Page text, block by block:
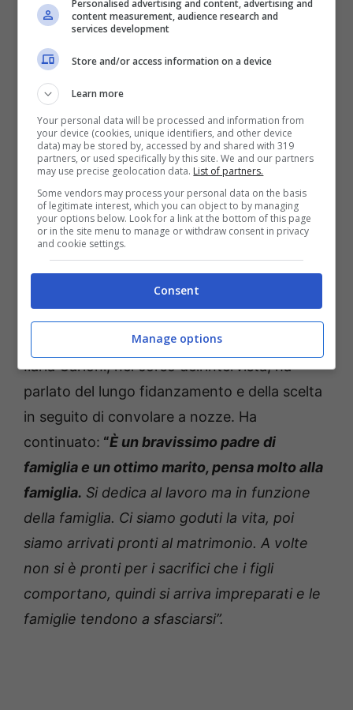
Leggi anche —–>Riccardo Guarnieri come
non si era mai visto, il cavaliere in versione
sexy: eccolo dopo Uomini e Donne
Le parole di Ilaria Carloni
Ilaria Carloni, nel corso dell’intervista, ha
parlato del lungo fidanzamento e della scelta
in seguito di convolare a nozze. Ha
continuato: “È un bravissimo padre di
famiglia e un ottimo marito, pensa molto alla
famiglia. Si dedica al lavoro ma in funzione
della famiglia. Ci siamo goduti la vita, poi
siamo arrivati pronti al matrimonio. A volte
non si è pronti per i sacrifici che i figli
comportano, quindi si arriva impreparati e le
famiglie tendono a sfasciarsi”.
Personalised advertising and content, advertising and
content measurement, audience research and
services development
Store and/or access information on a device
Learn more
Your personal data will be processed and information from
your device (cookies, unique identifiers, and other device
data) may be stored by, accessed by and shared with 319
partners, or used specifically by this site. We and our partners
may use precise geolocation data. List of partners.
Some vendors may process your personal data on the basis
of legitimate interest, which you can object to by managing
your options below. Look for a link at the bottom of this page
or in the site menu to manage or withdraw consent in privacy
and cookie settings.
Consent
Manage options